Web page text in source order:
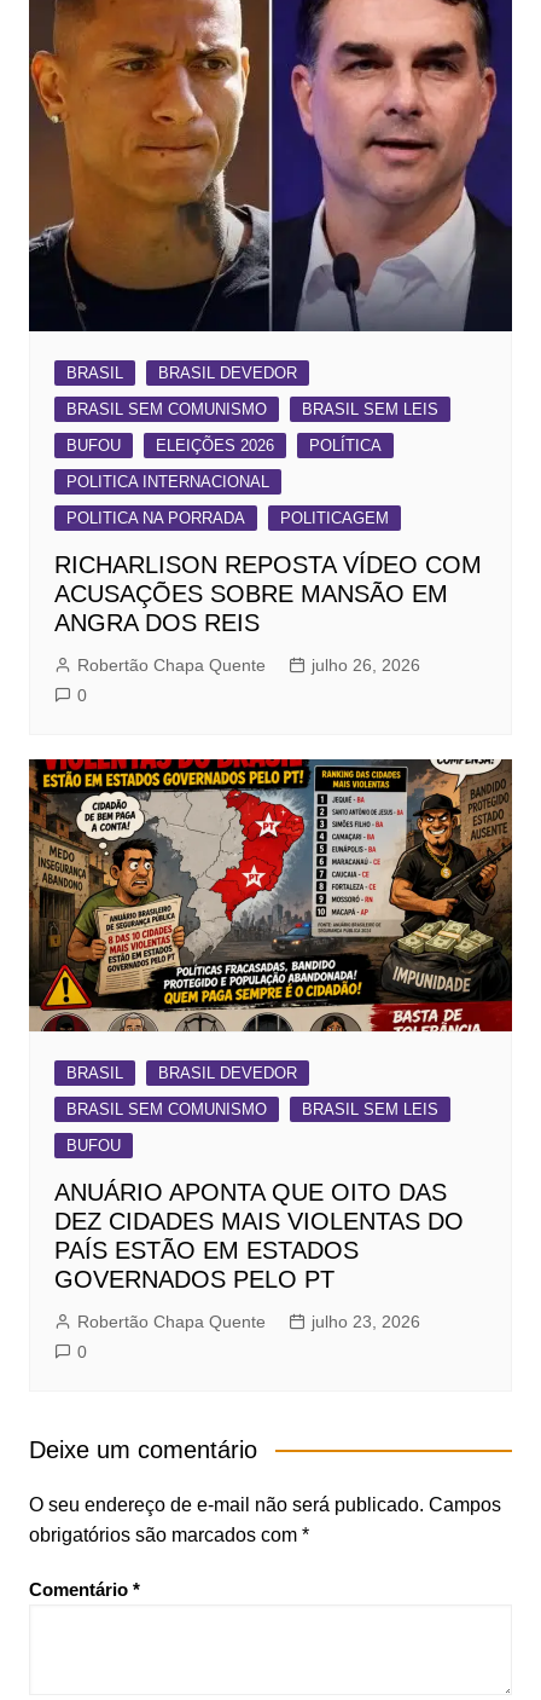
BRASIL
BRASIL DEVEDOR
BRASIL SEM COMUNISMO
BRASIL SEM LEIS
BUFOU
ELEIÇÕES 2026
POLÍTICA
POLITICA INTERNACIONAL
POLITICA NA PORRADA
POLITICAGEM
RICHARLISON REPOSTA VÍDEO COM
ACUSAÇÕES SOBRE MANSÃO EM
ANGRA DOS REIS
Robertão Chapa Quente
julho 26, 2026
0
BRASIL
BRASIL DEVEDOR
BRASIL SEM COMUNISMO
BRASIL SEM LEIS
BUFOU
ANUÁRIO APONTA QUE OITO DAS
DEZ CIDADES MAIS VIOLENTAS DO
PAÍS ESTÃO EM ESTADOS
GOVERNADOS PELO PT
Robertão Chapa Quente
julho 23, 2026
0
Deixe um comentário
O seu endereço de e-mail não será publicado. Campos
obrigatórios são marcados com *
Comentário *